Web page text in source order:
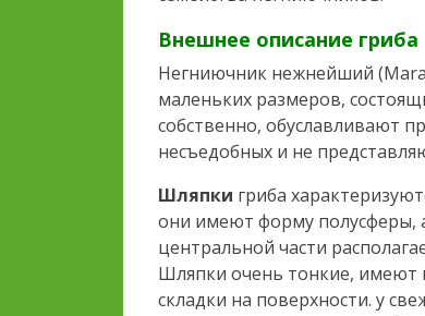
Внешнее описание гриба
Негниючник нежнейший
маленьких размеров,
собственно, обуславливают
несъедобных и не
Шляпки гриба
они имеют форму полусферы,
центральной части
Шляпки очень тонкие, имеют
складки на поверхности. у